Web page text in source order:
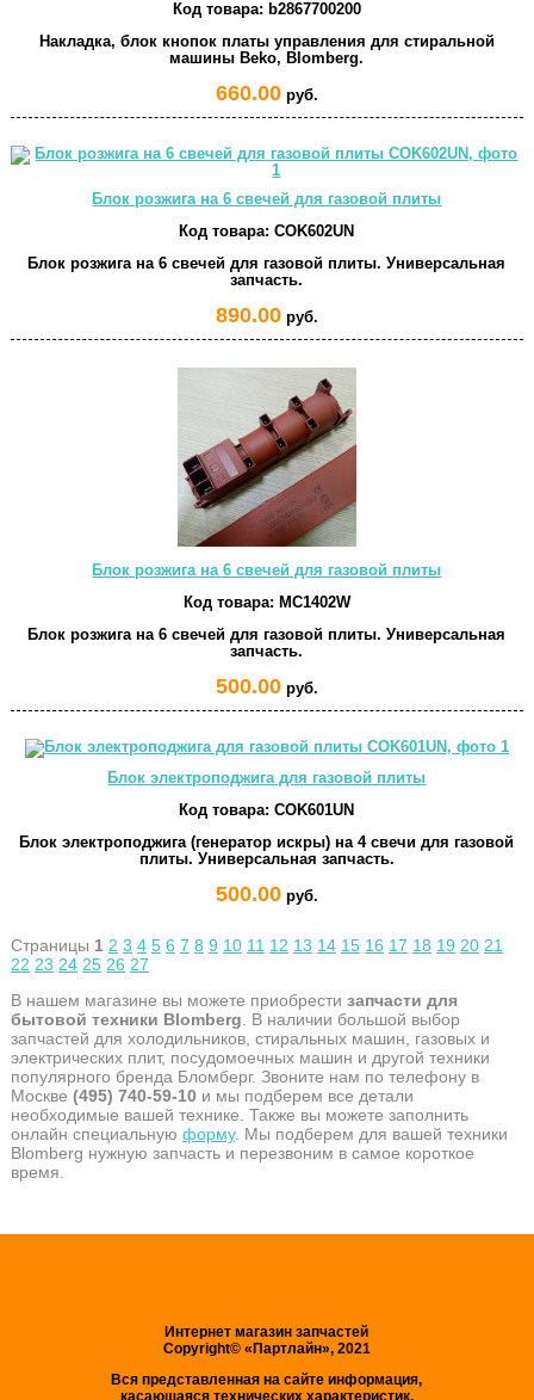
Код товара: b2867700200
Накладка, блок кнопок платы управления для стиральной
машины Beko, Blomberg.
660.00руб.
Блок розжига на 6 свечей для газовой плиты
Код товара: COK602UN
Блок розжига на 6 свечей для газовой плиты. Универсальная
запчасть.
890.00руб.
Блок розжига на 6 свечей для газовой плиты
Код товара: MC1402W
Блок розжига на 6 свечей для газовой плиты. Универсальная
запчасть.
500.00руб.
Блок электроподжига для газовой плиты
Код товара: COK601UN
Блок электроподжига (генератор искры) на 4 свечи для газовой
плиты. Универсальная запчасть.
500.00руб.
Страницы 1 2 3 4 5 6 7 8 9 10 11 12 13 14 15 16 17 18 19 20 21
22 23 24 25 26 27
В нашем магазине вы можете приобрести запчасти для
бытовой техники Blomberg . В наличии большой выбор
запчастей для холодильников, стиральных машин, газовых и
электрических плит, посудомоечных машин и другой техники
популярного бренда Бломберг. Звоните нам по телефону в
Москве (495) 740-59-10и мы подберем все детали
необходимые вашей технике. Также вы можете заполнить
онлайн специальную форму. Мы подберем для вашей техники
Blomberg нужную запчасть и перезвоним в самое короткое
время.
Интернет магазин запчастей
Copyright© «Партлайн», 2021
Вся представленная на сайте информация,
касающаяся технических характеристик,